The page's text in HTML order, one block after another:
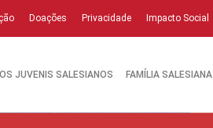
Doações Privacidade Impacto Social
JUVENIS SALESIANOS FAMÍLIA SALESIANA